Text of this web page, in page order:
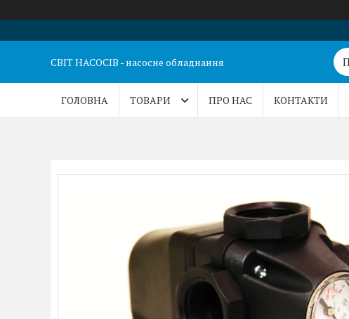
СВІТ НАСОСІВ - насосне обладнання
ГОЛОВНА ТОВАРИ ПРО НАС КОНТАКТИ